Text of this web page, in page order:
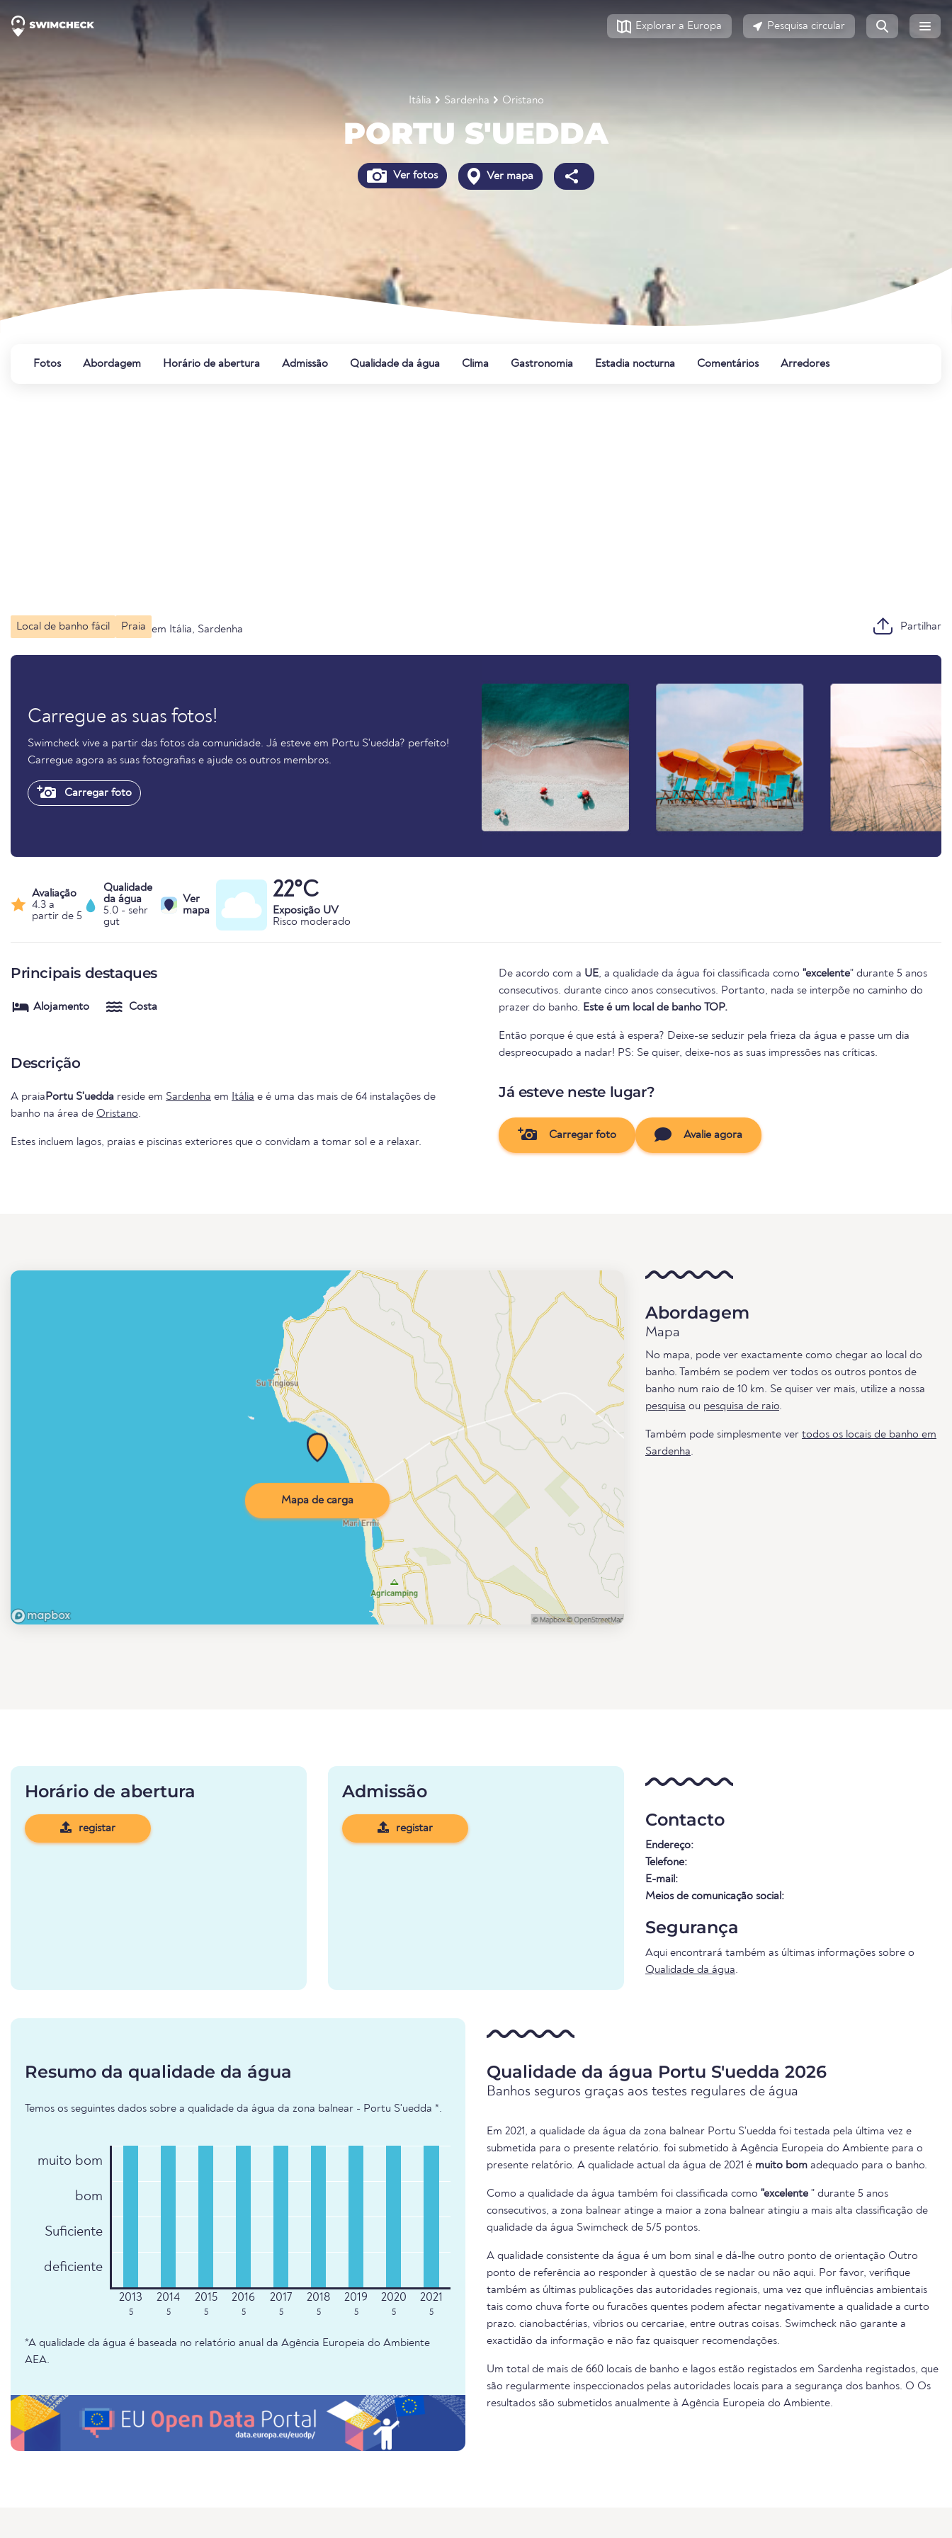
Explorar a Europa Pesquisa circular
Itália Sardenha Oristano
PORTU S'UEDDA
Ver fotos Ver mapa
Fotos Abordagem Horário de abertura Admissão Qualidade da água Clima Gastronomia Estadia nocturna Comentários Arredores
Local de banho fácil Praia em Itália, Sardenha Partilhar
Carregue as suas fotos!
Swimcheck vive a partir das fotos da comunidade. Já esteve em Portu S'uedda? perfeito!
Carregue agora as suas fotografias e ajude os outros membros.
Carregar foto
Avaliação
4.3 a
partir de 5
Qualidade
da água
5.0 - sehr
gut
Ver
mapa
22°C
Exposição UV
Risco moderado
Principais destaques
Alojamento Costa
Descrição
A praia Portu S'uedda reside em Sardenha em Itália e é uma das mais de 64 instalações de
banho na área de Oristano.
Estes incluem lagos, praias e piscinas exteriores que o convidam a tomar sol e a relaxar.
De acordo com a UE, a qualidade da água foi classificada como "excelente" durante 5 anos
consecutivos. durante cinco anos consecutivos. Portanto, nada se interpõe no caminho do
prazer do banho. Este é um local de banho TOP.
Então porque é que está à espera? Deixe-se seduzir pela frieza da água e passe um dia
despreocupado a nadar! PS: Se quiser, deixe-nos as suas impressões nas críticas.
Já esteve neste lugar?
Carregar foto Avalie agora
Mapa de carga
Abordagem
Mapa
No mapa, pode ver exactamente como chegar ao local do
banho. Também se podem ver todos os outros pontos de
banho num raio de 10 km. Se quiser ver mais, utilize a nossa
pesquisa ou pesquisa de raio.
Também pode simplesmente ver todos os locais de banho em
Sardenha.
Horário de abertura
registar
Admissão
registar Contacto
Endereço:
Telefone:
E-mail:
Meios de comunicação social:
Segurança
Aqui encontrará também as últimas informações sobre o
Qualidade da água.
Resumo da qualidade da água
Temos os seguintes dados sobre a qualidade da água da zona balnear - Portu S'uedda *.
muito bom
bom
Suficiente
deficiente
5 5 5 5 5 5 5 5 5
*A qualidade da água é baseada no relatório anual da Agência Europeia do Ambiente
AEA.
Qualidade da água Portu S'uedda 2026
Banhos seguros graças aos testes regulares de água
Em 2021, a qualidade da água da zona balnear Portu S'uedda foi testada pela última vez e
submetida para o presente relatório. foi submetido à Agência Europeia do Ambiente para o
presente relatório. A qualidade actual da água de 2021 é muito bom adequado para o banho.
Como a qualidade da água também foi classificada como "excelente " durante 5 anos
consecutivos, a zona balnear atinge a maior a zona balnear atingiu a mais alta classificação de
qualidade da água Swimcheck de 5/5 pontos.
A qualidade consistente da água é um bom sinal e dá-lhe outro ponto de orientação Outro
ponto de referência ao responder à questão de se nadar ou não aqui. Por favor, verifique
também as últimas publicações das autoridades regionais, uma vez que influências ambientais
tais como chuva forte ou furacões quentes podem afectar negativamente a qualidade a curto
prazo. cianobactérias, vibrios ou cercariae, entre outras coisas. Swimcheck não garante a
exactidão da informação e não faz quaisquer recomendações.
Um total de mais de 660 locais de banho e lagos estão registados em Sardenha registados, que
são regularmente inspeccionados pelas autoridades locais para a segurança dos banhos. O Os
resultados são submetidos anualmente à Agência Europeia do Ambiente.